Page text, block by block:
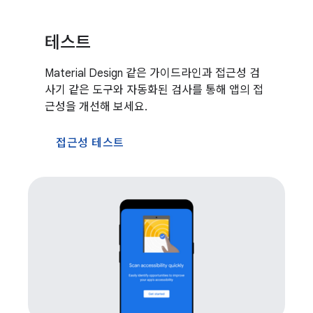
테스트
Material Design 같은 가이드라인과 접근성 검
사기 같은 도구와 자동화된 검사를 통해 앱의 접
근성을 개선해 보세요.
접근성 테스트